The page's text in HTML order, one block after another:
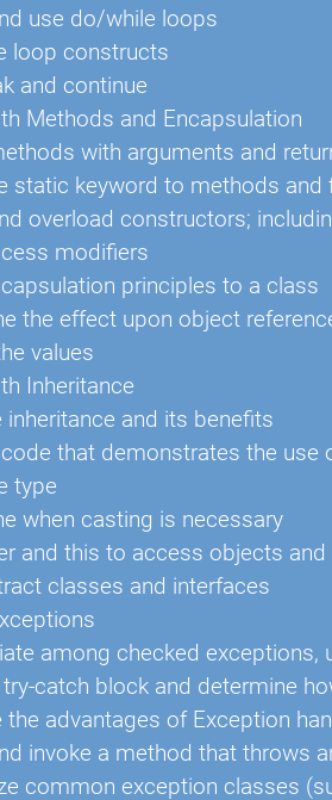
use do/while loops
loop constructs
and continue
Methods and Encapsulation
with arguments and
static keyword to methods and
overload constructors;
modifiers
principles to a class
the effect upon object
values
Inheritance
inheritance and its benefits
that demonstrates the
type
when casting is necessary
and this to access objects
classes and interfaces
among checked exceptions,
try-catch block and determine
the advantages of Exception
invoke a method that throws
common exception classes